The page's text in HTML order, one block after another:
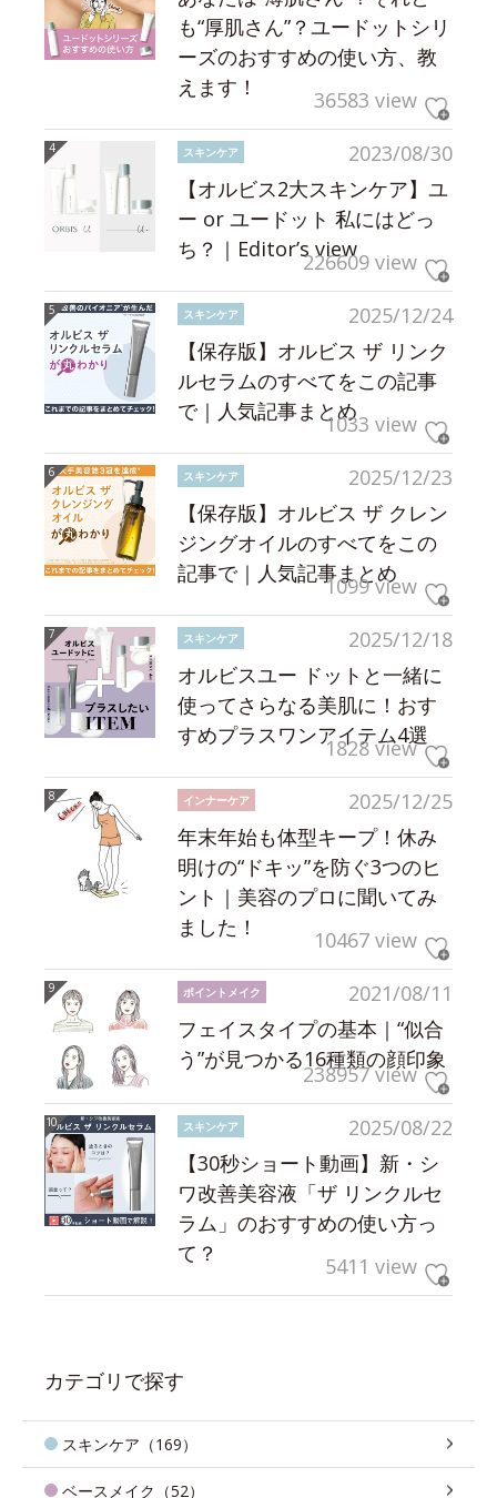
も“厚肌さん”？ユードットシリ
ーズのおすすめの使い方、教
えます！
36583 view
2023/08/30
スキンケア
【オルビス2大スキンケア】ユ
ー or ユードット 私にはどっ
ち？｜Editor’s view226609 view
2025/12/24
スキンケア
【保存版】オルビス ザ リンク
ルセラムのすべてをこの記事
で｜人気記事まとめ1033 view
2025/12/23
スキンケア
【保存版】オルビス ザ クレン
ジングオイルのすべてをこの
記事で｜人気記事まとめ
1099 view
2025/12/18
スキンケア
オルビスユー ドットと一緒に
使ってさらなる美肌に！おす
すめプラスワンアイテム4選
1828 view
2025/12/25
インナーケア
年末年始も体型キープ！休み
明けの“ドキッ”を防ぐ3つのヒ
ント｜美容のプロに聞いてみ
ました！
10467 view
2021/08/11
ポイントメイク
フェイスタイプの基本｜“似合
う”が見つかる16種類の顔印象
238957 view
2025/08/22
スキンケア
【30秒ショート動画】新・シ
ワ改善美容液「ザ リンクルセ
ラム」のおすすめの使い方っ
て？
5411 view
カテゴリで探す
スキンケア（169）
ベースメイク（52）